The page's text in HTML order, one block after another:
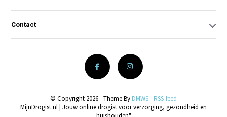
Contact
© Copyright 2026 - Theme By DMWS- RSS-feed
MijnDrogist.nl | Jouw online drogist voor verzorging, gezondheid en